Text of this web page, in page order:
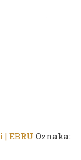
EBRU Oznaka: